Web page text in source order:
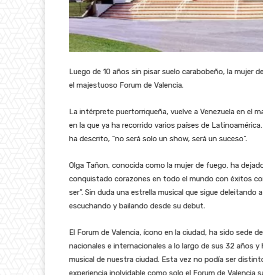
Luego de 10 años sin pisar suelo carabobeño, la mujer
el majestuoso Forum de Valencia.
La intérprete puertorriqueña, vuelve a Venezuela en el
en la que ya ha recorrido varios países de
ha descrito, “no será solo un show, será un suceso”.
Olga Tañon, conocida como la mujer de fuego, ha
conquistado corazones en todo el mundo con éxitos
ser”. Sin duda una estrella musical que sigue
escuchando y bailando desde su debut.
El Forum de Valencia, ícono en la ciudad, ha sido sede
nacionales e internacionales a lo largo de sus 32 años
musical de nuestra ciudad. Esta vez no podía ser
experiencia inolvidable como solo el Forum de Valencia